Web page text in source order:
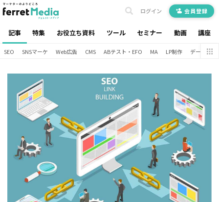
記事 特集 お役立ち資料 ツール セミナー 動画 講座
ログイン 会員登録
SEO SNSマーケ Web広告 CMS ABテスト・EFO MA LP制作 データ分析